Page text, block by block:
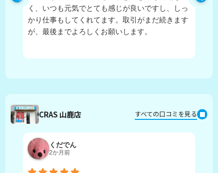
く、いつも元気でとても感じが良いですし、しっ
かり仕事もしてくれてます。取引がまだ続きます
が、最後までよろしくお願いします。
CRAS 山鹿店 すべての口コミを見る
くだでん
2か月前